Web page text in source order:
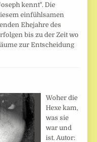
kennt". Die
einfühlsamen
Ehejahre des
bis zu der Zeit wo
zur Entscheidung
Woher die
Hexe kam,
was sie
war und
ist. Autor: